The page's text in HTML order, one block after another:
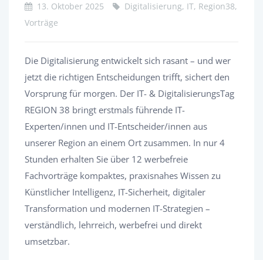
13. Oktober 2025
Digitalisierung, IT, Region38,
Vorträge
Die Digitalisierung entwickelt sich rasant – und wer
jetzt die richtigen Entscheidungen trifft, sichert den
Vorsprung für morgen. Der IT- & DigitalisierungsTag
REGION 38 bringt erstmals führende IT-
Experten/innen und IT-Entscheider/innen aus
unserer Region an einem Ort zusammen. In nur 4
Stunden erhalten Sie über 12 werbefreie
Fachvorträge kompaktes, praxisnahes Wissen zu
Künstlicher Intelligenz, IT-Sicherheit, digitaler
Transformation und modernen IT-Strategien –
verständlich, lehrreich, werbefrei und direkt
umsetzbar.